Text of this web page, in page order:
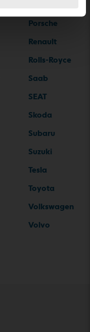
Porsche
Renault
Rolls-Royce
Saab
SEAT
Skoda
Subaru
Suzuki
Tesla
Toyota
Volkswagen
Volvo